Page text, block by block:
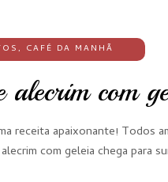
, CAFÉ DA MANHÃ
alecrim com
receita apaixonante! Todos
com geleia chega para